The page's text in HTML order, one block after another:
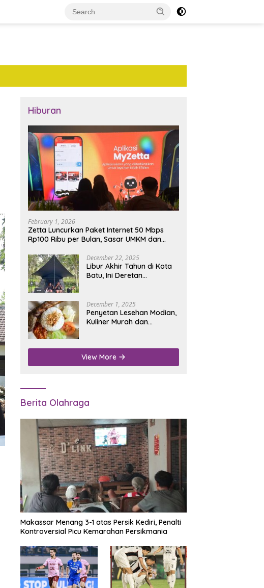
Hiburan
February 1, 2026
Zetta Luncurkan Paket Internet 50 Mbps
Rp100 Ribu per Bulan, Sasar UMKM dan
December 22, 2025
Libur Akhir Tahun di Kota
Batu, Ini Deretan
December 1, 2025
Penyetan Lesehan Modian,
Kuliner Murah dan
Nganjuk
View More
Berita Olahraga
Makassar Menang 3-1 atas Persik Kediri, Penalti
Kontroversial Picu Kemarahan Persikmania